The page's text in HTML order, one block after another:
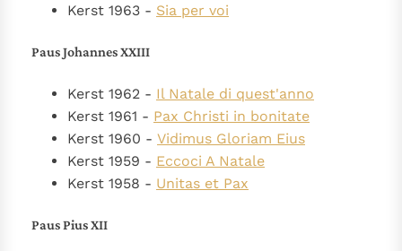
Kerst 1963 - Sia per voi
Paus Johannes XXIII
Kerst 1962 - Il Natale di quest'anno
Kerst 1961 - Pax Christi in bonitate
Kerst 1960 - Vidimus Gloriam Eius
Kerst 1959 - Eccoci A Natale
Kerst 1958 - Unitas et Pax
Paus Pius XII